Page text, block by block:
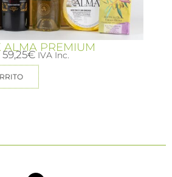
ALMA PREMIUM
59,25€ IVA Inc.